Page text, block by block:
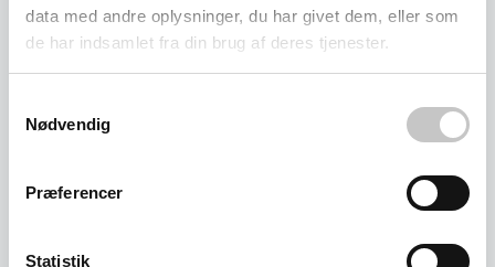
data med andre oplysninger, du har givet dem, eller som
de har indsamlet fra din brug af deres tjenester.
Nødvendig
Præferencer
Statistik